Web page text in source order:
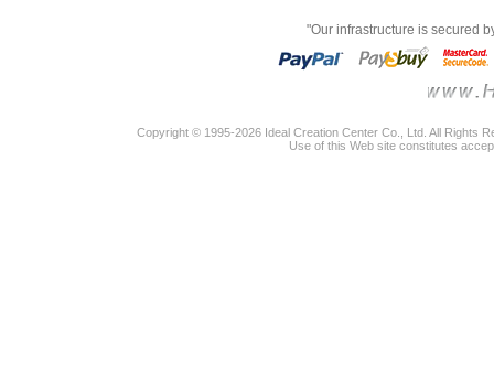
"Our infrastructure is secured
Copyright © 1995-2026 Ideal Creation Center Co., Ltd. All Rights
Use of this Web site constitutes